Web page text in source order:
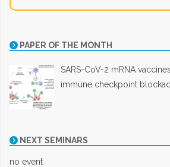
PAPER OF THE MONTH
SARS-CoV-2 mRNA
immune checkpoint
NEXT SEMINARS
no event